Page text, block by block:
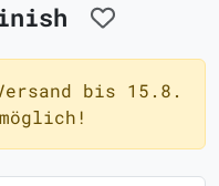
bis 15.8.